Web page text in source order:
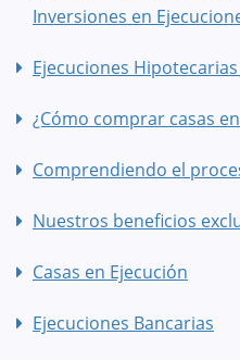
Inversiones en
Ejecuciones
¿Cómo comprar casas
Comprendiendo el
Nuestros beneficios
Casas en Ejecución
Ejecuciones Bancarias